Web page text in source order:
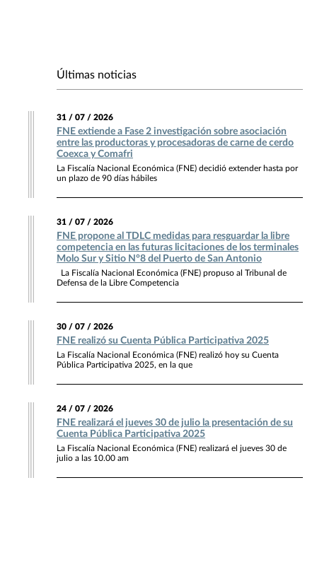
Últimas noticias
31 / 07 / 2026
FNE extiende a Fase 2 investigación sobre asociación
entre las productoras y procesadoras de carne de cerdo
Coexca y Comafri
La Fiscalía Nacional Económica (FNE) decidió extender hasta por
un plazo de 90 días hábiles
31 / 07 / 2026
FNE propone al TDLC medidas para resguardar la libre
competencia en las futuras licitaciones de los terminales
Molo Sur y Sitio N°8 del Puerto de San Antonio
La Fiscalía Nacional Económica (FNE) propuso al Tribunal de
Defensa de la Libre Competencia
30 / 07 / 2026
FNE realizó su Cuenta Pública Participativa 2025
La Fiscalía Nacional Económica (FNE) realizó hoy su Cuenta
Pública Participativa 2025, en la que
24 / 07 / 2026
FNE realizará el jueves 30 de julio la presentación de su
Cuenta Pública Participativa 2025
La Fiscalía Nacional Económica (FNE) realizará el jueves 30 de
julio a las 10.00 am